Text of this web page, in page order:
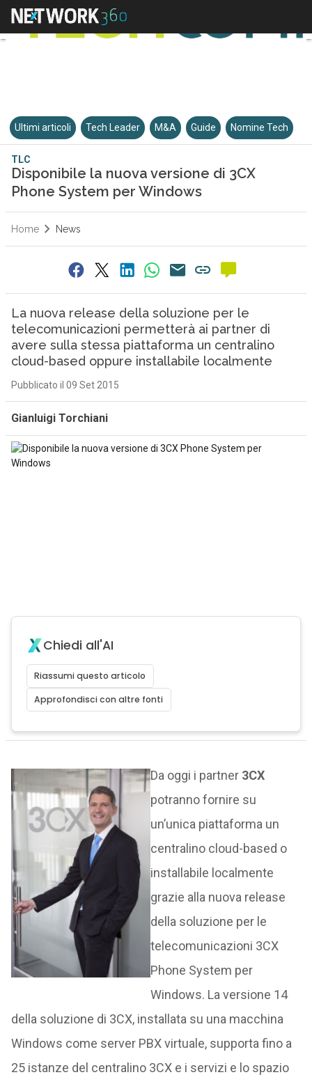
Ultimi articoli Tech Leader M&A Guide Nomine Tech
TLC
Disponibile la nuova versione di 3CX
Phone System per Windows
Home News
La nuova release della soluzione per le
telecomunicazioni permetterà ai partner di
avere sulla stessa piattaforma un centralino
cloud-based oppure installabile localmente
Pubblicato il 09 Set 2015
Gianluigi Torchiani
Chiedi all'AI
Riassumi questo articolo
Approfondisci con altre fonti
Da oggi i partner 3CX
potranno fornire su
un’unica piattaforma un
centralino cloud-based o
installabile localmente
grazie alla nuova release
della soluzione per le
telecomunicazioni 3CX
Phone System per
Windows. La versione 14
della soluzione di 3CX, installata su una macchina
Windows come server PBX virtuale, supporta fino a
25 istanze del centralino 3CX e i servizi e lo spazio